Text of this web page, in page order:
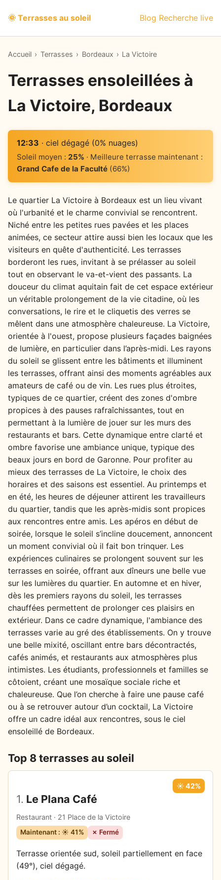
🌞 Terrasses au soleil Blog Recherche live
Accueil › Terrasses › Bordeaux › La Victoire
Terrasses ensoleillées à
La Victoire, Bordeaux
12:33 · ciel dégagé (0% nuages)
Soleil moyen : 25% · Meilleure terrasse maintenant :
Grand Cafe de la Faculté(66%)
Le quartier La Victoire à Bordeaux est un lieu vivant
où l'urbanité et le charme convivial se rencontrent.
Niché entre les petites rues pavées et les places
animées, ce secteur attire aussi bien les locaux que les
visiteurs en quête d'authenticité. Les terrasses
borderont les rues, invitant à se prélasser au soleil
tout en observant le va-et-vient des passants. La
douceur du climat aquitain fait de cet espace extérieur
un véritable prolongement de la vie citadine, où les
conversations, le rire et le cliquetis des verres se
mêlent dans une atmosphère chaleureuse. La Victoire,
orientée à l'ouest, propose plusieurs façades baignées
de lumière, en particulier dans l’après-midi. Les rayons
du soleil se glissent entre les bâtiments et illuminent
les terrasses, offrant ainsi des moments agréables aux
amateurs de café ou de vin. Les rues plus étroites,
typiques de ce quartier, créent des zones d'ombre
propices à des pauses rafraîchissantes, tout en
permettant à la lumière de jouer sur les murs des
restaurants et bars. Cette dynamique entre clarté et
ombre favorise une ambiance unique, typique des
beaux jours en bord de Garonne. Pour profiter au
mieux des terrasses de La Victoire, le choix des
horaires et des saisons est essentiel. Au printemps et
en été, les heures de déjeuner attirent les travailleurs
du quartier, tandis que les après-midis sont propices
aux rencontres entre amis. Les apéros en début de
soirée, lorsque le soleil s’incline doucement, annoncent
un moment convivial où il fait bon trinquer. Les
expériences culinaires se prolongent souvent sur les
terrasses en soirée, offrant aux dîneurs une belle vue
sur les lumières du quartier. En automne et en hiver,
dès les premiers rayons du soleil, les terrasses
chauffées permettent de prolonger ces plaisirs en
extérieur. Dans ce cadre dynamique, l'ambiance des
terrasses varie au gré des établissements. On y trouve
une belle mixité, oscillant entre bars décontractés,
cafés animés, et restaurants aux atmosphères plus
intimistes. Les étudiants, professionnels et familles se
côtoient, créant une mosaïque sociale riche et
chaleureuse. Que l’on cherche à faire une pause café
ou à se retrouver autour d’un cocktail, La Victoire
offre un cadre idéal aux rencontres, sous le ciel
ensoleillé de Bordeaux.
Top 8 terrasses au soleil
1. Le Plana Café
Restaurant · 21 Place de la Victoire
☀️ 42%
Maintenant : ☀️ 41% ✗ Fermé
Terrasse orientée sud, soleil partiellement en face
(49°), ciel dégagé.